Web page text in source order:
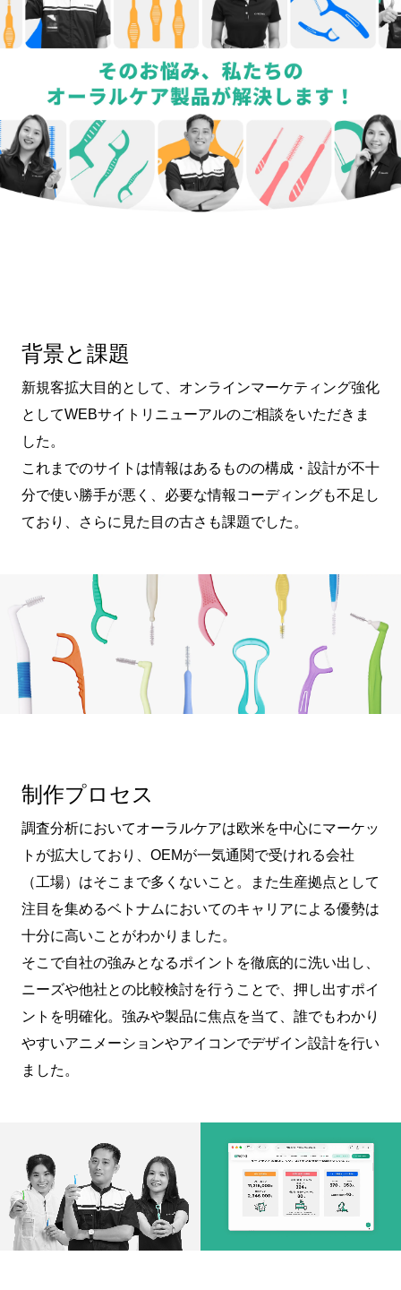
背景と課題
新規客拡大目的として、オンラインマーケティング強化
としてWEBサイトリニューアルのご相談をいただきま
した。
これまでのサイトは情報はあるものの構成・設計が不十
分で使い勝手が悪く、必要な情報コーディングも不足し
ており、さらに見た目の古さも課題でした。
制作プロセス
調査分析においてオーラルケアは欧米を中心にマーケッ
トが拡大しており、OEMが一気通関で受けれる会社
（工場）はそこまで多くないこと。また生産拠点として
注目を集めるベトナムにおいてのキャリアによる優勢は
十分に高いことがわかりました。
そこで自社の強みとなるポイントを徹底的に洗い出し、
ニーズや他社との比較検討を行うことで、押し出すポイ
ントを明確化。強みや製品に焦点を当て、誰でもわかり
やすいアニメーションやアイコンでデザイン設計を行い
ました。